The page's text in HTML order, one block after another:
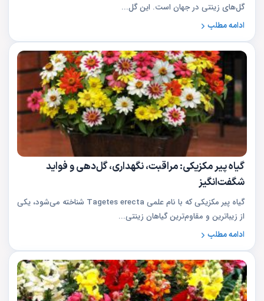
گل‌های زینتی در جهان است. این گل...
ادامه مطلب
گیاه پیر مکزیکی: مراقبت، نگهداری، گل‌دهی و فواید
شگفت‌انگیز
گیاه پیر مکزیکی که با نام علمی Tagetes erecta شناخته می‌شود، یکی
از زیباترین و مقاوم‌ترین گیاهان زینتی...
ادامه مطلب